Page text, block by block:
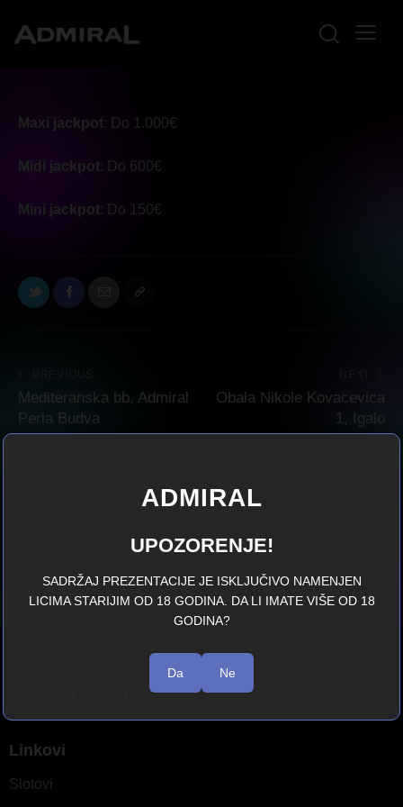
Maxi jackpot: Do 1.000€
Midi jackpot: Do 600€
Mini jackpot: Do 150€
Mediteranska bb, Admiral
Perla Budva
Obala Nikole Kovacevica
1, Igalo
Bulevar Djerdj Kastrioti, Atrium, Ulcinj
Bulevar Djerdj Kastrioti, Admiral Ulcinj
Linkovi
Slotovi
ADMIRAL
UPOZORENJE!
SADRŽAJ PREZENTACIJE JE ISKLJUČIVO NAMENJEN
LICIMA STARIJIM OD 18 GODINA. DA LI IMATE VIŠE OD 18
GODINA?
Da Ne